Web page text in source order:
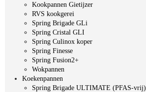
Kookpannen Gietijzer
RVS kookgerei
Spring Brigade GLi
Spring Cristal GLI
Spring Culinox koper
Spring Finesse
Spring Fusion2+
Wokpannen
Koekenpannen
Spring Brigade ULTIMATE (PFAS-vrij)